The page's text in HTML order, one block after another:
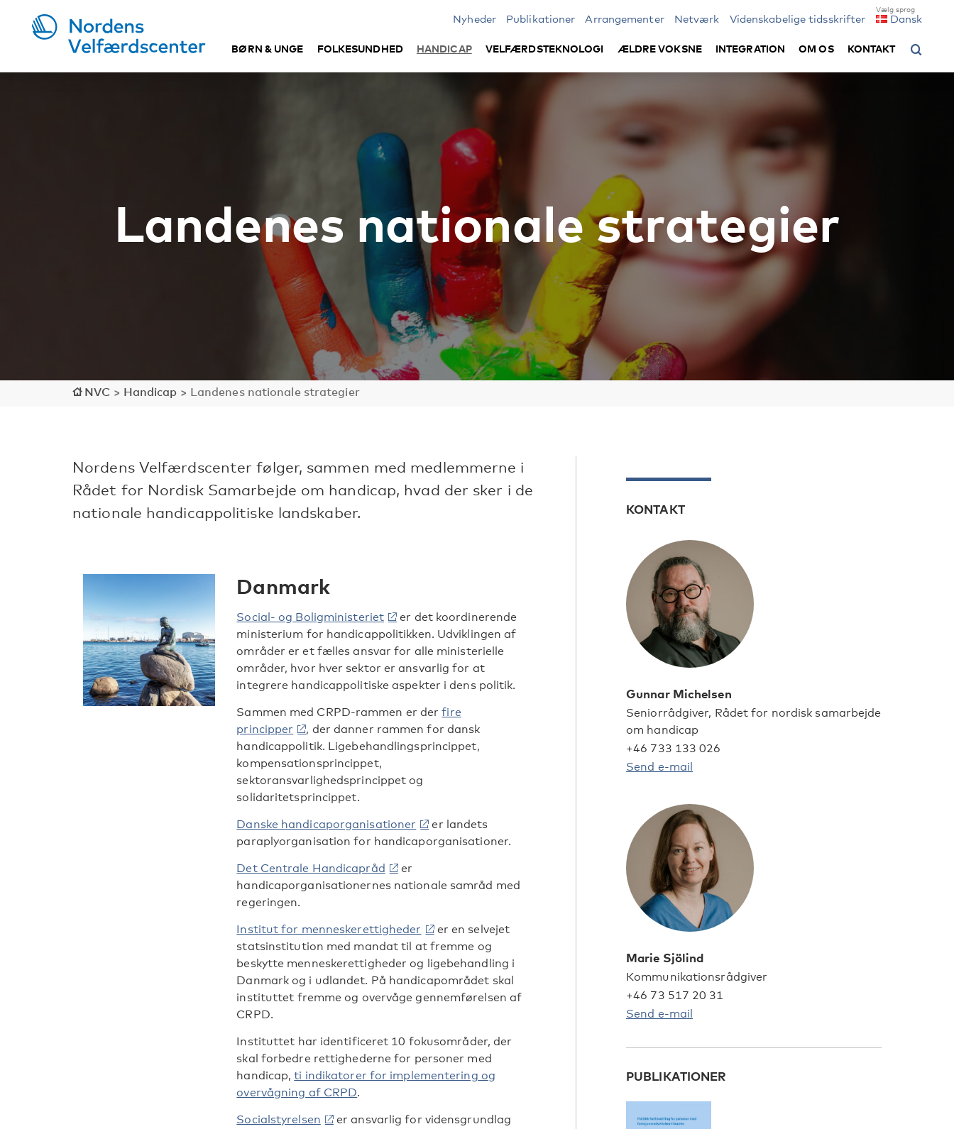
Nyheder Publikationer Arrangementer Netværk Videnskabelige tidsskrifter Dansk
BØRN & UNGE FOLKESUNDHED HANDICAP VELFÆRDSTEKNOLOGI ÆLDRE VOKSNE INTEGRATION OM OS KONTAKT
Landenes nationale strategier
NVC > Handicap > Landenes nationale strategier
KONTAKT
Gunnar Michelsen
Seniorrådgiver, Rådet for nordisk samarbejde
om handicap
+46 733 133 026
Send e-mail
Marie Sjölind
Kommunikationsrådgiver
+46 73 517 20 31
Send e-mail
PUBLIKATIONER
Nordens Velfærdscenter følger, sammen med medlemmerne i
Rådet for Nordisk Samarbejde om handicap, hvad der sker i de
nationale handicappolitiske landskaber.
Danmark
Social- og Boligministeriet
er det koordinerende
ministerium for handicappolitikken. Udviklingen af
områder er et fælles ansvar for alle ministerielle
områder, hvor hver sektor er ansvarlig for at
integrere handicappolitiske aspekter i dens politik.
Sammen med CRPD-rammen er derfire
principper
, der danner rammen for dansk
handicappolitik. Ligebehandlingsprincippet,
kompensationsprincippet,
sektoransvarlighedsprincippet og
solidaritetsprincippet.
Danske handicaporganisationer
er landets
paraplyorganisation for handicaporganisationer.
Det Centrale Handicapråd
er
handicaporganisationernes nationale samråd med
regeringen.
Institut for menneskerettigheder
er en selvejet
statsinstitution med mandat til at fremme og
beskytte menneskerettigheder og ligebehandling i
Danmark og i udlandet. På handicapområdet skal
instituttet fremme og overvåge gennemførelsen af
CRPD.
Instituttet har identificeret 10 fokusområder, der
skal forbedre rettighederne for personer med
handicap,ti indikatorer for implementering og
overvågning af CRPD.
Socialstyrelsen
er ansvarlig for vidensgrundlag